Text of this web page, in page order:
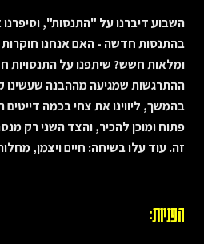
השבוע דיברנו על "התנסות", וסיפרנו
בהתנסות חדשה - האם אנחנו חוקרות
ומלאות חשש? שיתפנו על התנסויות
ההתרגשות שמגיעה מההבנה
בהמשך, ליווינו את צחי בכמה
פתוח ומוכן להכיר, והצד השני רק
זה. עוד עלו בשיחה: חיים ויצמן,
הפניות: